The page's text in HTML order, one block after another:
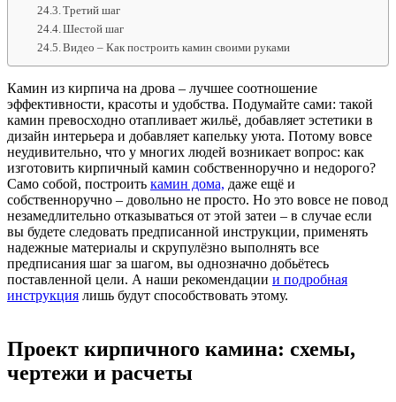
Третий шаг
Шестой шаг
Видео – Как построить камин своими руками
Камин из кирпича на дрова – лучшее соотношение
эффективности, красоты и удобства. Подумайте сами: такой
камин превосходно отапливает жильё, добавляет эстетики в
дизайн интерьера и добавляет капельку уюта. Потому вовсе
неудивительно, что у многих людей возникает вопрос: как
изготовить кирпичный камин собственноручно и недорого?
Само собой, построить камин дома, даже ещё и
собственноручно – довольно не просто. Но это вовсе не повод
незамедлительно отказываться от этой затеи – в случае если
вы будете следовать предписанной инструкции, применять
надежные материалы и скрупулёзно выполнять все
предписания шаг за шагом, вы однозначно добьётесь
поставленной цели. А наши рекомендации и подробная
инструкция лишь будут способствовать этому.
Проект кирпичного камина: схемы,
чертежи и расчеты